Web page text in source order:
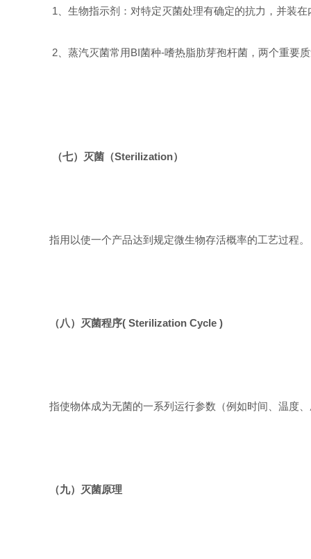
1 、生物指示剂：对特定灭菌处理有确定的抗力，并装
2、蒸汽灭菌常用BI菌种-嗜热脂肪芽孢杆菌，两个重要
（七）灭菌（Sterilization）
指用以使一个产品达到规定微生物存活概率的工艺过程。
（八）灭菌程序( Sterilization Cycle )
指使物体成为无菌的一系列运行参数（例如时间、温度
（九）灭菌原理